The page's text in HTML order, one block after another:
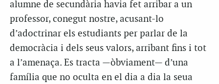
alumne de secundària havia fet arribar a un
professor, conegut nostre, acusant-lo
d’adoctrinar els estudiants per parlar de la
democràcia i dels seus valors, arribant fins i tot
a l’amenaça. Es tracta —òbviament— d’una
família que no oculta en el dia a dia la seua